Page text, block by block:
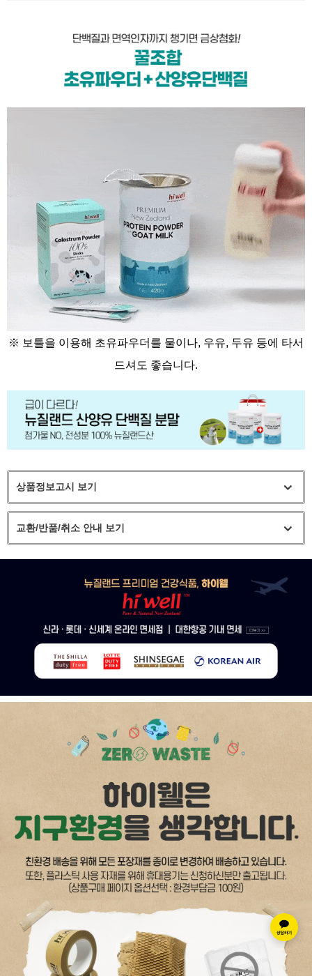
※ 보틀을 이용해 초유파우더를 물이나, 우유, 두유 등에 타서
드셔도 좋습니다.
상품정보고시 보기
교환/반품/취소 안내 보기